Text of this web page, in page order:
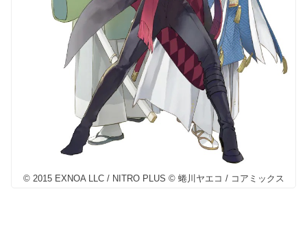
© 2015 EXNOA LLC / NITRO PLUS © 蜷川ヤエコ / コアミックス